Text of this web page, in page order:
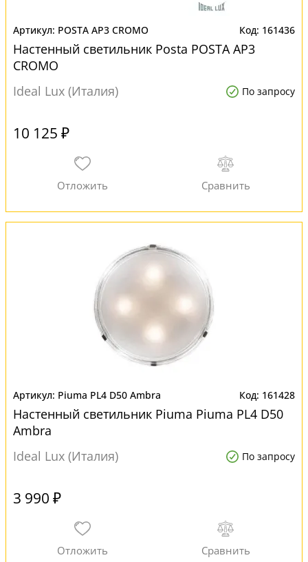
POSTA AP3 CROMO 161436
Настенный светильник Posta POSTA AP3
CROMO
Ideal Lux (Италия)
По запросу
10 125 ₽
Piuma PL4 D50 Ambra 161428
Настенный светильник Piuma Piuma PL4 D50
Ambra
Ideal Lux (Италия)
По запросу
3 990 ₽